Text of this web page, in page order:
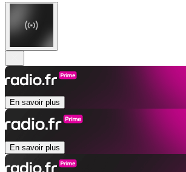
En savoir plus
En savoir plus